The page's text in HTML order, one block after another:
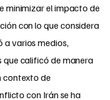
minimizar el impacto de
con lo que considera
varios medios,
que calificó de manera
contexto de
con Irán se ha